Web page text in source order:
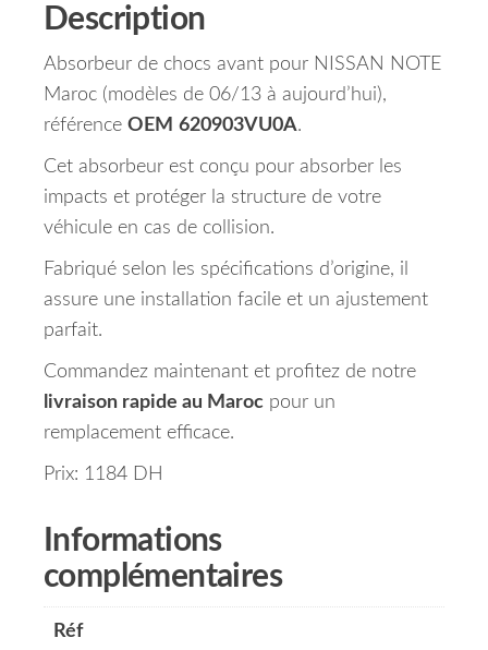
Description
Absorbeur de chocs avant pour NISSAN NOTE
Maroc (modèles de 06/13 à aujourd’hui),
référence OEM 620903VU0A.
Cet absorbeur est conçu pour absorber les
impacts et protéger la structure de votre
véhicule en cas de collision.
Fabriqué selon les spécifications d’origine, il
assure une installation facile et un ajustement
parfait.
Commandez maintenant et profitez de notre
livraison rapide au Maroc pour un
remplacement efficace.
Prix: 1184 DH
Informations
complémentaires
Réf